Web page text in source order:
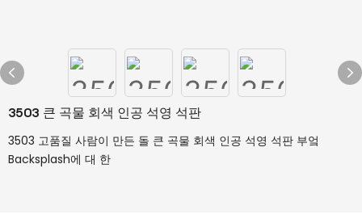
3503 큰 곡물 회색 인공 석영 석판
3503 고품질 사람이 만든 돌 큰 곡물 회색 인공 석영 석판 부엌
Backsplash에 대 한